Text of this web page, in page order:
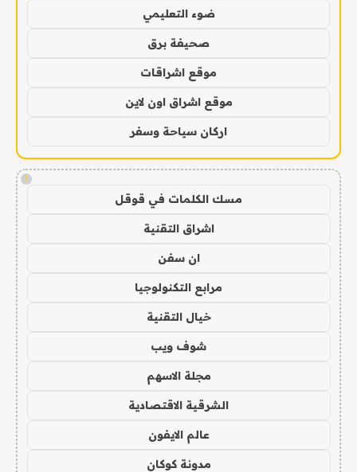
ضوء التعليمي
صحيفة برق
موقع اشراقات
موقع اشراق اون لاين
اركان سياحة وسفر
!
مسك الكلمات في قوقل
اشراق التقنية
ان سفن
مرابع التكنولوجيا
خيال التقنية
شوف ويب
مجلة الاسهم
الشرقية الاقتصادية
عالم الايفون
مدونة كوكان